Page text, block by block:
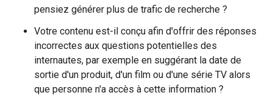
pensiez générer plus de trafic de recherche ?
Votre contenu est-il conçu afin d'offrir des réponses
incorrectes aux questions potentielles des
internautes, par exemple en suggérant la date de
sortie d'un produit, d'un film ou d'une série TV alors
que personne n'a accès à cette information ?